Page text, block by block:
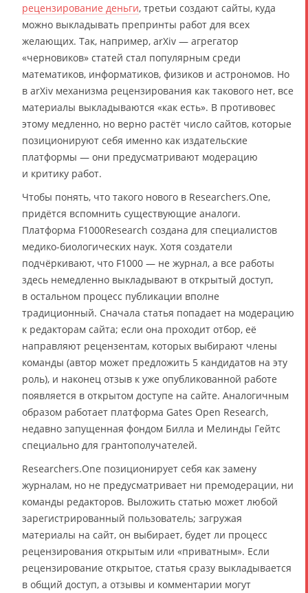
рецензирование деньги, третьи создают сайты, куда
можно выкладывать препринты работ для всех
желающих. Так, например, arXiv — агрегатор
«черновиков» статей стал популярным среди
математиков, информатиков, физиков и астрономов. Но
в arXiv механизма рецензирования как такового нет, все
материалы выкладываются «как есть». В противовес
этому медленно, но верно растёт число сайтов, которые
позиционируют себя именно как издательские
платформы — они предусматривают модерацию
и критику работ.
Чтобы понять, что такого нового в Researchers.One,
придётся вспомнить существующие аналоги.
Платформа F1000Research создана для специалистов
медико-биологических наук. Хотя создатели
подчёркивают, что F1000 — не журнал, а все работы
здесь немедленно выкладывают в открытый доступ,
в остальном процесс публикации вполне
традиционный. Сначала статья попадает на модерацию
к редакторам сайта; если она проходит отбор, её
направляют рецензентам, которых выбирают члены
команды (автор может предложить 5 кандидатов на эту
роль), и наконец отзыв к уже опубликованной работе
появляется в открытом доступе на сайте. Аналогичным
образом работает платформа Gates Open Research,
недавно запущенная фондом Билла и Мелинды Гейтс
специально для грантополучателей.
Researchers.One позиционирует себя как замену
журналам, но не предусматривает ни премодерации, ни
команды редакторов. Выложить статью может любой
зарегистрированный пользователь; загружая
материалы на сайт, он выбирает, будет ли процесс
рецензирования открытым или «приватным». Если
рецензирование открытое, статья сразу выкладывается
в общий доступ, а отзывы и комментарии могут